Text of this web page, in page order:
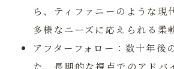
ら、ティファニーのような現
多様なニーズに応えられる柔
アフターフォロー： 数十年後
た、長期的な視点でのアドバ